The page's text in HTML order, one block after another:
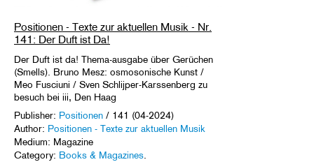
Positionen - Texte zur aktuellen Musik - Nr.
141: Der Duft ist Da!
Der Duft ist da! Thema-ausgabe über Gerüchen
(Smells). Bruno Mesz: osmosonische Kunst /
Meo Fusciuni / Sven Schlijper-Karssenberg zu
besuch bei iii, Den Haag
Publisher: Positionen / 141 (04-2024)
Author: Positionen - Texte zur aktuellen Musik
Medium: Magazine
Category: Books & Magazines